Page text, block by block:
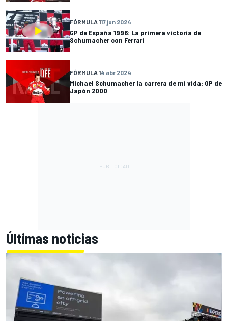
FÓRMULA 117 jun 2024
GP de España 1996: La primera victoria de
Schumacher con Ferrari
FÓRMULA 14 abr 2024
Michael Schumacher la carrera de mi vida: GP de
Japón 2000
Últimas noticias